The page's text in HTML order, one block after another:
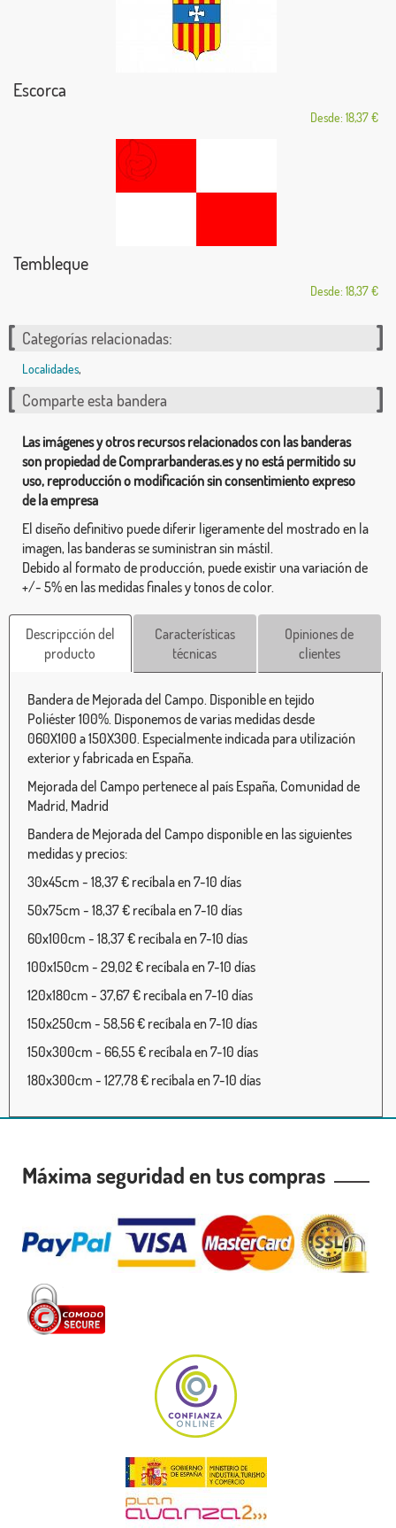
Escorca
Desde: 18,37 €
Tembleque
Desde: 18,37 €
Categorías relacionadas:
Localidades,
Comparte esta bandera
Las imágenes y otros recursos relacionados con las banderas
son propiedad de Comprarbanderas.es y no está permitido su
uso, reproducción o modificación sin consentimiento expreso
de la empresa
El diseño definitivo puede diferir ligeramente del mostrado en la
imagen, las banderas se suministran sin mástil.
Debido al formato de producción, puede existir una variación de
+/- 5% en las medidas finales y tonos de color.
Descripcción del
producto
Características
técnicas
Opiniones de
clientes
Bandera de Mejorada del Campo. Disponible en tejido
Poliéster 100%. Disponemos de varias medidas desde
060X100 a 150X300. Especialmente indicada para utilización
exterior y fabricada en España.
Mejorada del Campo pertenece al país España, Comunidad de
Madrid, Madrid
Bandera de Mejorada del Campo disponible en las siguientes
medidas y precios:
30x45cm - 18,37 € recíbala en 7-10 días
50x75cm - 18,37 € recíbala en 7-10 días
60x100cm - 18,37 € recíbala en 7-10 días
100x150cm - 29,02 € recíbala en 7-10 días
120x180cm - 37,67 € recíbala en 7-10 días
150x250cm - 58,56 € recíbala en 7-10 días
150x300cm - 66,55 € recíbala en 7-10 días
180x300cm - 127,78 € recíbala en 7-10 días
Máxima seguridad en tus compras